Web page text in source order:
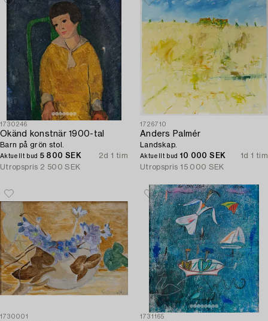
1730246
Okänd konstnär 1900-tal
Barn på grön stol.
Aktuellt bud 5 800 SEK
2d 1 tim
Utropspris 2 500 SEK
1726710
Anders Palmér
Landskap.
Aktuellt bud 10 000 SEK
1d 1 tim
Utropspris 15 000 SEK
1730001 1731165